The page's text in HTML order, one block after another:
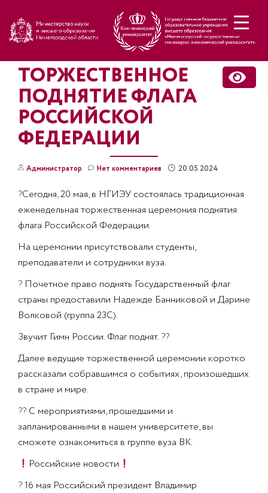
ТОРЖЕСТВЕННОЕ
ПОДНЯТИЕ ФЛАГА
РОССИЙСКОЙ
ФЕДЕРАЦИИ
Администратор 20.05.2024
Нет комментариев
?Сегодня, 20 мая, в НГИЭУ состоялась традиционная
еженедельная торжественная церемония поднятия
флага Российской Федерации.
На церемонии присутствовали студенты,
преподаватели и сотрудники вуза.
? Почетное право поднять Государственный флаг
страны предоставили Надежде Банниковой и Дарине
Волковой (группа 23С).
Звучит Гимн России. Флаг поднят. ??
Далее ведущие торжественной церемонии коротко
рассказали собравшимся о событиях, произошедших
в стране и мире.
?? С мероприятиями, прошедшими и
запланированными в нашем университете, вы
сможете ознакомиться в группе вуза ВК.
Российские новости
? 16 мая Российский президент Владимир